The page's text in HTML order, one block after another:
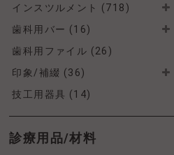
インスツルメント (718)
歯科用バー (16)
歯科用ファイル (26)
印象/補綴 (36)
技工用器具 (14)
診療用品/材料